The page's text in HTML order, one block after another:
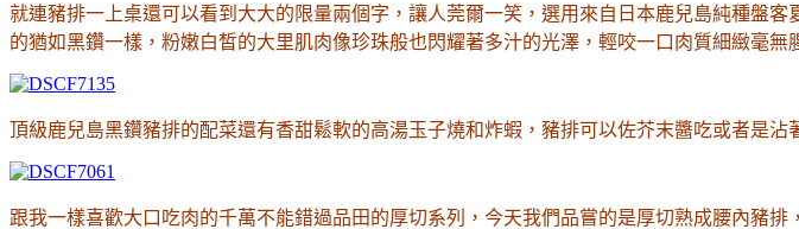
就連豬排一上桌還可以看到大大的限量兩個字 ，讓人莞爾一笑 ， 選用來自日本鹿兒島純種盤客
的猶如黑鑽一樣 ，粉嫩白皙的大里肌肉像珍珠般也閃耀著多汁的光澤 ，輕咬一口肉質細緻毫無
頂級鹿兒島黑鑽豬排的配菜還有香甜鬆軟的高湯玉子燒和炸蝦 ，豬排可以佐芥末醬吃或者是沾
跟我一樣喜歡大口吃肉的千萬不能錯過品田的厚切系列 ，今天我們品嘗的是厚切熟成腰內豬排